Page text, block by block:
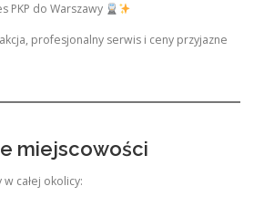
PKP do Warszawy
profesjonalny serwis i ceny przyjazne
miejscowości
całej okolicy: